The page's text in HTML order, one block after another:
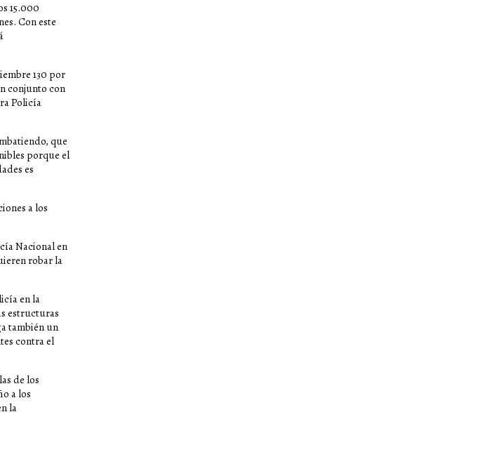
15.000
Con este
130 por
conjunto con
Policía
que
porque el
es
a los
Nacional en
robar la
en la
estructuras
también un
contra el
de los
a los
la